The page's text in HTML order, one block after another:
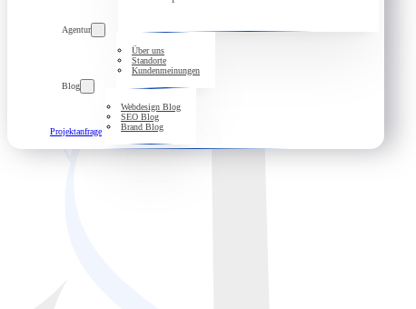
Agentur
Über uns
Standorte
Kundenmeinungen
Blog
Webdesign Blog
SEO Blog
Brand Blog
Projektanfrage